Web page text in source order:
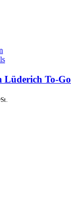
Lüderich To-Go